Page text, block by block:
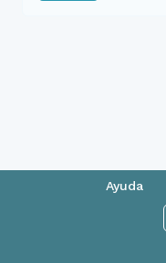
Ayuda